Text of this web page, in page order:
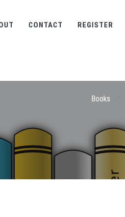
CONTACT REGISTER
Books